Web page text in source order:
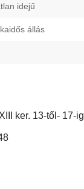
idejű
állás
ker. 13-től- 17-ig